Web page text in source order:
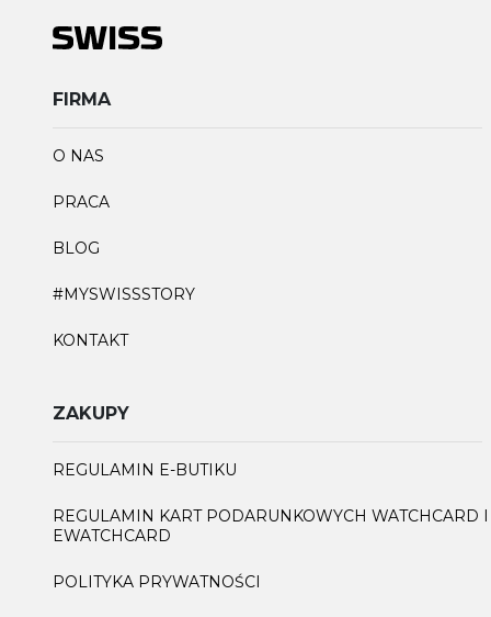
FIRMA
O NAS
PRACA
BLOG
#MYSWISSSTORY
KONTAKT
ZAKUPY
REGULAMIN E-BUTIKU
REGULAMIN KART PODARUNKOWYCH WATCHCARD I
EWATCHCARD
POLITYKA PRYWATNOŚCI